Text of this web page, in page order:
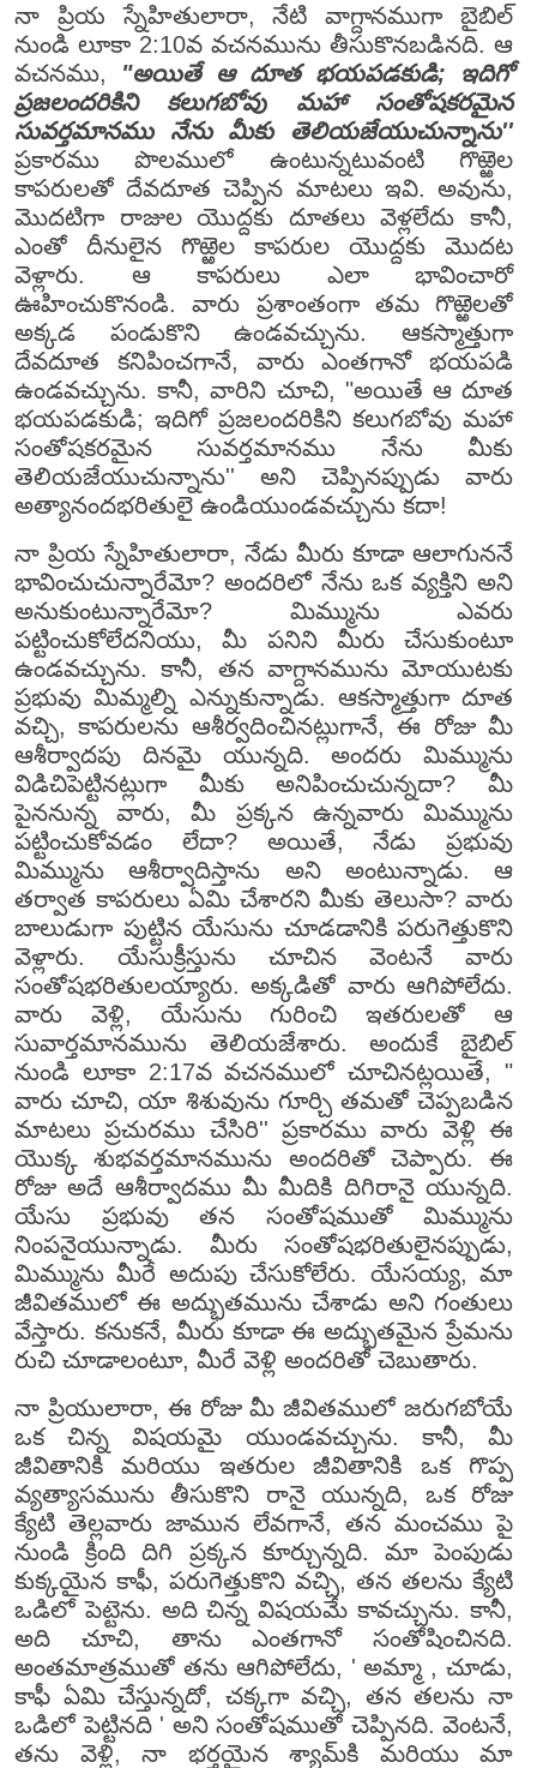
నా ప్రియ స్నేహితులారా, నేటి వాగ్దానముగా బైబిల్
నుండి లూకా 2:10వ వచనమును తీసుకొనబడినది. ఆ
వచనము, "అయితే ఆ దూత భయపడకుడి; ఇదిగో
ప్రజలందరికిని కలుగబోవు మహా సంతోషకరమైన
సువర్తమానము నేను మీకు తెలియజేయుచున్నాను''
ప్రకారము పొలములో ఉంటున్నటువంటి గొఱ్ఱెల
కాపరులతో దేవదూత చెప్పిన మాటలు ఇవి. అవును,
మొదటిగా రాజుల యొద్దకు దూతలు వెళ్లలేదు కానీ,
ఎంతో దీనులైన గొఱ్ఱెల కాపరుల యొద్దకు మొదట
వెళ్లారు. ఆ కాపరులు ఎలా భావించారో
ఊహించుకొనండి. వారు ప్రశాంతంగా తమ గొఱ్ఱెలతో
అక్కడ పండుకొని ఉండవచ్చును. ఆకస్మాత్తుగా
దేవదూత కనిపించగానే, వారు ఎంతగానో భయపడి
ఉండవచ్చును. కానీ, వారిని చూచి, "అయితే ఆ దూత
భయపడకుడి; ఇదిగో ప్రజలందరికిని కలుగబోవు మహా
సంతోషకరమైన సువర్తమానము నేను మీకు
తెలియజేయుచున్నాను'' అని చెప్పినప్పుడు వారు
అత్యానందభరితులై ఉండియుండవచ్చును కదా!
నా ప్రియ స్నేహితులారా, నేడు మీరు కూడా ఆలాగుననే
భావించుచున్నారేమో? అందరిలో నేను ఒక వ్యక్తిని అని
అనుకుంటున్నారేమో? మిమ్మును ఎవరు
పట్టించుకోలేదనియు, మీ పనిని మీరు చేసుకుంటూ
ఉండవచ్చును. కానీ, తన వాగ్దానమును మోయుటకు
ప్రభువు మిమ్మల్ని ఎన్నుకున్నాడు. ఆకస్మాత్తుగా దూత
వచ్చి, కాపరులను ఆశీర్వదించినట్లుగానే, ఈ రోజు మీ
ఆశీర్వాదపు దినమై యున్నది. అందరు మిమ్మును
విడిచిపెట్టినట్లుగా మీకు అనిపించుచున్నదా? మీ
పైననున్న వారు, మీ ప్రక్కన ఉన్నవారు మిమ్మును
పట్టించుకోవడం లేదా? అయితే, నేడు ప్రభువు
మిమ్మును ఆశీర్వాదిస్తాను అని అంటున్నాడు. ఆ
తర్వాత కాపరులు ఏమి చేశారని మీకు తెలుసా? వారు
బాలుడుగా పుట్టిన యేసును చూడడానికి పరుగెత్తుకొని
వెళ్లారు. యేసుక్రీస్తును చూచిన వెంటనే వారు
సంతోషభరితులయ్యారు. అక్కడితో వారు ఆగిపోలేదు.
వారు వెళ్లి, యేసును గురించి ఇతరులతో ఆ
సువార్తమానమును తెలియజేశారు. అందుకే బైబిల్
నుండి లూకా 2:17వ వచనములో చూచినట్లయితే, "
వారు చూచి, యా శిశువును గూర్చి తమతో చెప్పబడిన
మాటలు ప్రచురము చేసిరి'' ప్రకారము వారు వెళ్లి ఈ
యొక్క శుభవర్తమానమును అందరితో చెప్పారు. ఈ
రోజు అదే ఆశీర్వాదము మీ మీదికి దిగిరానై యున్నది.
యేసు ప్రభువు తన సంతోషముతో మిమ్మును
నింపనైయున్నాడు. మీరు సంతోషభరితులైనప్పుడు,
మిమ్మును మీరే అదుపు చేసుకోలేరు. యేసయ్య, మా
జీవితములో ఈ అద్భుతమును చేశాడు అని గంతులు
వేస్తారు. కనుకనే, మీరు కూడా ఈ అద్భుతమైన ప్రేమను
రుచి చూడాలంటూ, మీరే వెళ్లి అందరితో చెబుతారు.
నా ప్రియులారా, ఈ రోజు మీ జీవితములో జరుగబోయే
ఒక చిన్న విషయమై యుండవచ్చును. కానీ, మీ
జీవితానికి మరియు ఇతరుల జీవితానికి ఒక గొప్ప
వ్యత్యాసమును తీసుకొని రానై యున్నది, ఒక రోజు
క్యేటి తెల్లవారు జామున లేవగానే, తన మంచము పై
నుండి క్రింది దిగి ప్రక్కన కూర్చున్నది. మా పెంపుడు
కుక్కయైన కాఫీ, పరుగెత్తుకొని వచ్చి, తన తలను క్యేటి
ఒడిలో పెట్టెను. అది చిన్న విషయమే కావచ్చును. కానీ,
అది చూచి, తాను ఎంతగానో సంతోషించినది.
అంతమాత్రముతో తను ఆగిపోలేదు, ' అమ్మా , చూడు,
కాఫీ ఏమి చేస్తున్నదో, చక్కగా వచ్చి, తన తలను నా
ఒడిలో పెట్టినది ' అని సంతోషముతో చెప్పినది. వెంటనే,
తను వెళ్లి, నా భర్తయైన శ్యామ్‌కి మరియు మా